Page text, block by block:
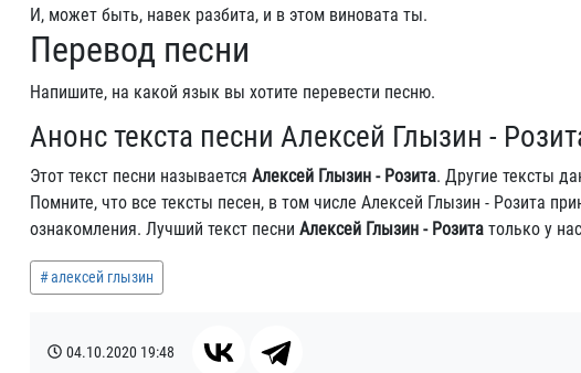
И, может быть, навек разбита, и в этом виновата ты.
Перевод песни
Напишите, на какой язык вы хотите перевести песню.
Анонс текста песни Алексей Глызин -
Этот текст песни называется Алексей Глызин - Розита. Другие тексты
Помните, что все тексты песен, в том числе Алексей Глызин - Розита
ознакомления. Лучший текст песни Алексей Глызин - Розита только у
алексей глызин
04.10.2020 19:48